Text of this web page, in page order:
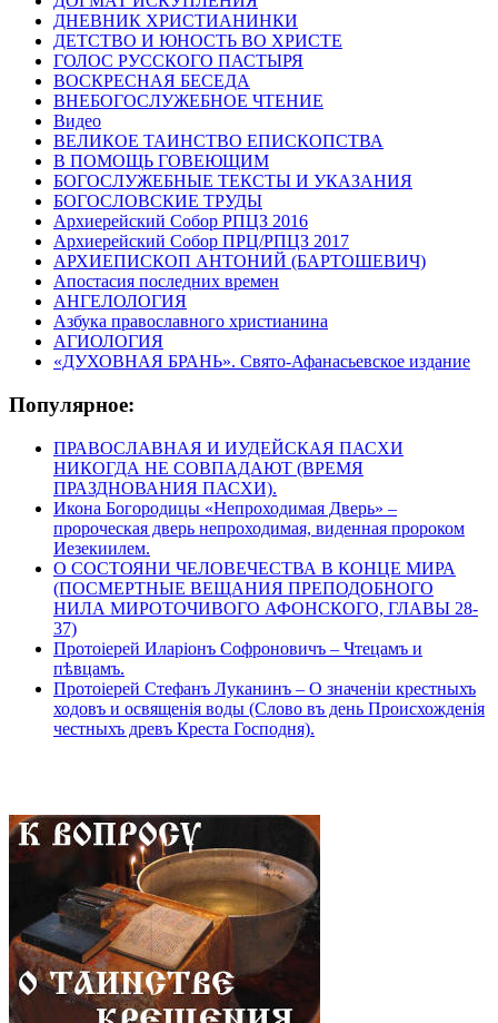
ДНЕВНИК ХРИСТИАНИНКИ
ДЕТСТВО И ЮНОСТЬ ВО ХРИСТЕ
ГОЛОС РУССКОГО ПАСТЫРЯ
ВОСКРЕСНАЯ БЕСЕДА
ВНЕБОГОСЛУЖЕБНОЕ ЧТЕНИЕ
Видео
ВЕЛИКОЕ ТАИНСТВО ЕПИСКОПСТВА
В ПОМОЩЬ ГОВЕЮЩИМ
БОГОСЛУЖЕБНЫЕ ТЕКСТЫ И УКАЗАНИЯ
БОГОСЛОВСКИЕ ТРУДЫ
Архиерейский Собор РПЦЗ 2016
Архиерейский Собор ПРЦ/РПЦЗ 2017
АРХИЕПИСКОП АНТОНИЙ (БАРТОШЕВИЧ)
Апостасия последних времен
АНГЕЛОЛОГИЯ
Азбука православного христианина
АГИОЛОГИЯ
«ДУХОВНАЯ БРАНЬ». Свято-Афанасьевское издание
Популярное:
ПРАВОСЛАВНАЯ И ИУДЕЙСКАЯ ПАСХИ
НИКОГДА НЕ СОВПАДАЮТ (ВРЕМЯ
ПРАЗДНОВАНИЯ ПАСХИ).
Икона Богородицы «Непроходимая Дверь» –
пророческая дверь непроходимая, виденная пророком
Иезекиилем.
О СОСТОЯНИ ЧЕЛОВЕЧЕСТВА В КОНЦЕ МИРА
(ПОСМЕРТНЫЕ ВЕЩАНИЯ ПРЕПОДОБНОГО
НИЛА МИРОТОЧИВОГО АФОНСКОГО, ГЛАВЫ 28-
37)
Протоіерей Иларіонъ Софроновичъ – Чтецамъ и
пѣвцамъ.
Протоіерей Стефанъ Луканинъ – О значеніи крестныхъ
ходовъ и освященія воды (Слово въ день Происхожденія
честныхъ древъ Креста Господня).